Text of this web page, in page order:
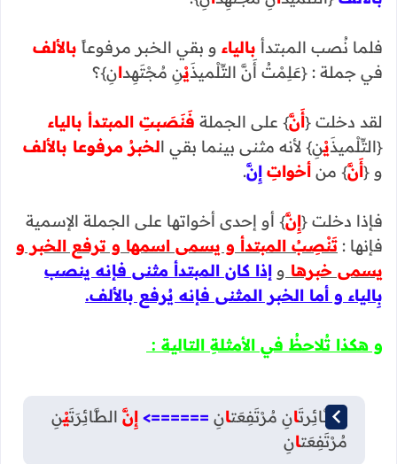
فلما نُصب المبتدأ بالياء و بقي الخبر مرفوعاً بالألف
في جملة : {عَلِمْتُ أَنَّ التِّلْميذَيْنِ مُجْتَهِدانِ}؟
لقد دخلت {أَنَّ} على الجملة فَنَصَبتِ المبتدأ بالياء
{التِّلْميذَيْنِ} لأنه مثنى بينما بقي الخبرُ مرفوعا بالألف
و {أَنَّ} من أخواتِ إِنَّ.
فإذا دخلت {إِنَّ} أو إحدى أخواتها على الجملة الإسمية
فإنها : تَنْصِبُ المبتدأ و يسمى اسمها و ترفع الخبر و
يسمى خبرها و إذا كان المبتدأ مثنى فإنه ينصب
بِالياء و أما الخبر المثنى فإنه يُرفع بالألف.
و هكذا تُلاحظُ في الأمثلةِ التالية :
الطَّائِرتَانِ مُرْتَفِعَتانِ ======> إِنَّ الطَّائِرَتَيْنِ
مُرْتَفِعَتانِ